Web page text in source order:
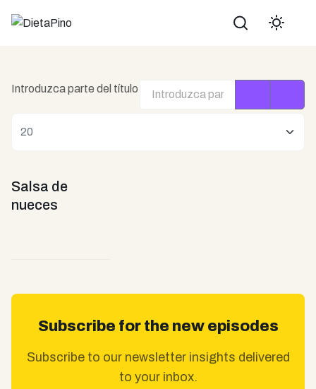
Buscar
Introduzca parte del título
Salsa de
nueces
Subscribe for the new episodes
Subscribe to our newsletter insights delivered
to your inbox.